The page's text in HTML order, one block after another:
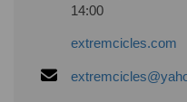
14:00
extremcicles.com